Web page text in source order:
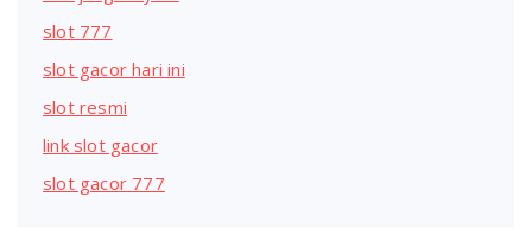
slot 777
slot gacor hari ini
slot resmi
link slot gacor
slot gacor 777